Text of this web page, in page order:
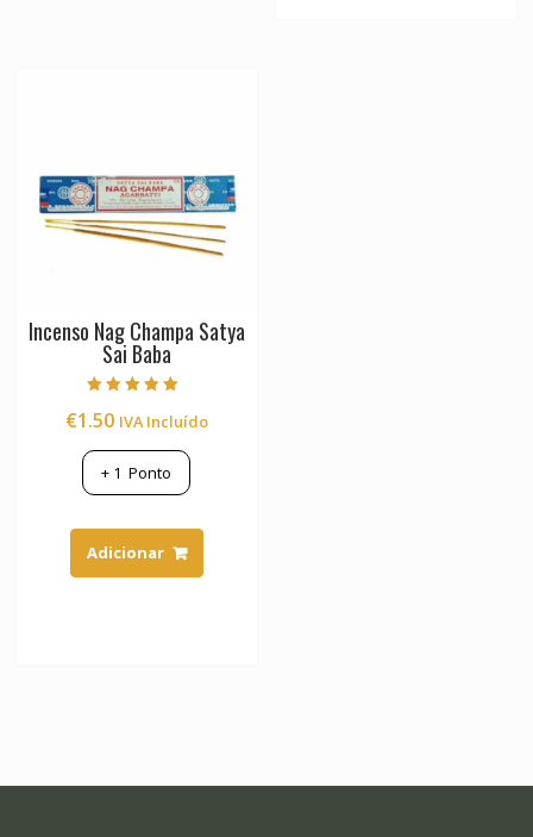
Incenso Nag Champa Satya
Sai Baba
5.00
€1.50 IVA Incluído
+ 1 Ponto
Adicionar